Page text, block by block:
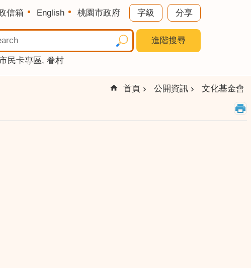
信箱 English 桃園市政府 字級 分享
進階搜尋
民卡專區 眷村
首頁 公開資訊 文化基金會